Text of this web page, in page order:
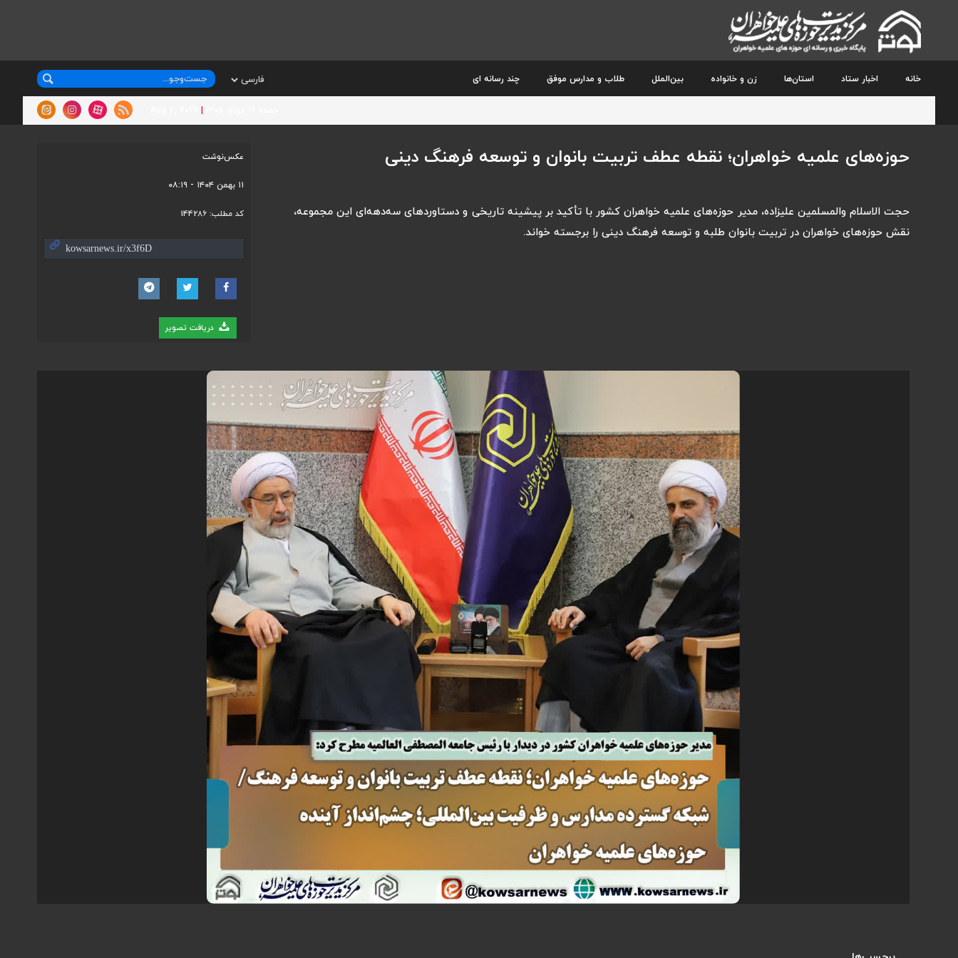
خانه اخبار ستاد استان‌ها زن و خانواده بین‌الملل طلاب و مدارس موفق چند رسانه ای
عکس‌نوشت
۱۱ بهمن ۱۴۰۴ - ۰۸:۱۹
کد مطلب: 144286
دریافت تصویر
حوزه‌های علمیه خواهران؛ نقطه عطف تربیت بانوان و توسعه فرهنگ دینی
حجت الاسلام والمسلمین علیزاده، مدیر حوزه‌های علمیه خواهران کشور با تأکید بر پیشینه تاریخی و دستاوردهای سه‌دهه‌ای این مجموعه،
نقش حوزه‌های خواهران در تربیت بانوان طلبه و توسعه فرهنگ دینی را برجسته خواند.